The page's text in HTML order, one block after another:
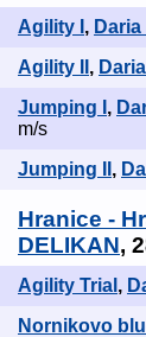
Agility I ,
Agility II ,
Jumping I ,
m/s
Jumping II ,
Hranice -
DELIKAN,
Agility Trial ,
Nornikovo